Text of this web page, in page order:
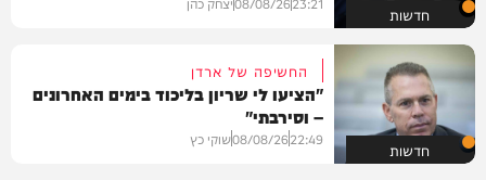
חדשות
חדשות
החשיפה של ארדן
"הציעו לי שריון בליכוד בימים האחרונים
– וסירבתי"
22:49
08/08/26שוקי כץ